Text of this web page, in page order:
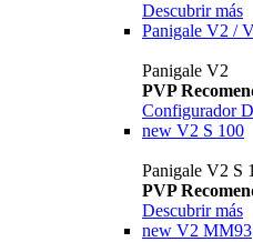
Descubrir más
Panigale V2 /
Panigale V2
PVP
Configurador
new V2 S 100
Panigale V2 S
PVP
Descubrir más
new V2 MM93